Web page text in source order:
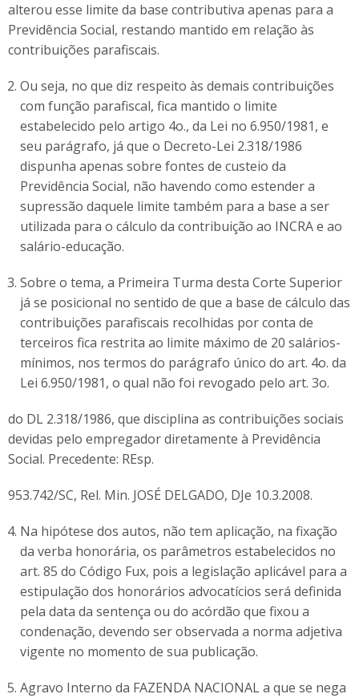
alterou esse limite da base contributiva apenas para a
Previdência Social, restando mantido em relação às
contribuições parafiscais.
Ou seja, no que diz respeito às demais contribuições
com função parafiscal, fica mantido o limite
estabelecido pelo artigo 4o., da Lei no 6.950/1981, e
seu parágrafo, já que o Decreto-Lei 2.318/1986
dispunha apenas sobre fontes de custeio da
Previdência Social, não havendo como estender a
supressão daquele limite também para a base a ser
utilizada para o cálculo da contribuição ao INCRA e ao
salário-educação.
Sobre o tema, a Primeira Turma desta Corte Superior
já se posicional no sentido de que a base de cálculo das
contribuições parafiscais recolhidas por conta de
terceiros fica restrita ao limite máximo de 20 salários-
mínimos, nos termos do parágrafo único do art. 4o. da
Lei 6.950/1981, o qual não foi revogado pelo art. 3o.
do DL 2.318/1986, que disciplina as contribuições sociais
devidas pelo empregador diretamente à Previdência
Social. Precedente: REsp.
953.742/SC, Rel. Min. JOSÉ DELGADO, DJe 10.3.2008.
Na hipótese dos autos, não tem aplicação, na fixação
da verba honorária, os parâmetros estabelecidos no
art. 85 do Código Fux, pois a legislação aplicável para a
estipulação dos honorários advocatícios será definida
pela data da sentença ou do acórdão que fixou a
condenação, devendo ser observada a norma adjetiva
vigente no momento de sua publicação.
Agravo Interno da FAZENDA NACIONAL a que se nega